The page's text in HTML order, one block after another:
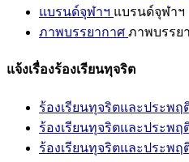
แบรนด์จุฬาฯ แบรนด์จุฬาฯ
ภาพบรรยากาศ ภาพบรรย
แจ้งเรื่องร้องเรียนทุจริต
ร้องเรียนทุจริตและประพ
ร้องเรียนทุจริตและประพ
ร้องเรียนทุจริตและประพ